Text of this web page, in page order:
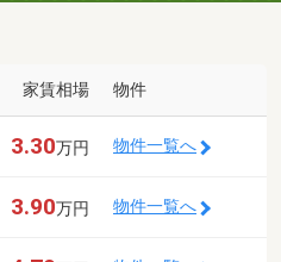
家賃相場 物件
3.30万円 物件一覧へ
3.90万円 物件一覧へ